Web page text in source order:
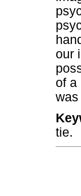
our
of a
tie.